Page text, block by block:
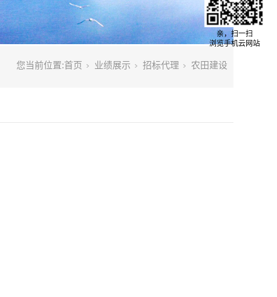
您当前位置:首页 业绩展示 招标代理 农田建设
亲，扫一扫
浏览手机云网站